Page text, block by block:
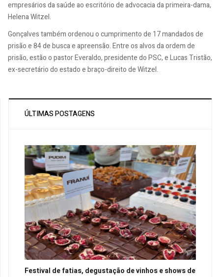
empresários da saúde ao escritório de advocacia da primeira-dama,
Helena Witzel.
Gonçalves também ordenou o cumprimento de 17 mandados de
prisão e 84 de busca e apreensão. Entre os alvos da ordem de
prisão, estão o pastor Everaldo, presidente do PSC, e Lucas Tristão,
ex-secretário do estado e braço-direito de Witzel.​
ÚLTIMAS POSTAGENS
Festival de fatias, degustação de vinhos e shows de